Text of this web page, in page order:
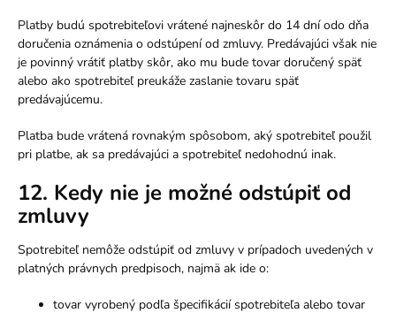
Platby budú spotrebiteľovi vrátené najneskôr do 14 dní odo dňa
doručenia oznámenia o odstúpení od zmluvy. Predávajúci však nie
je povinný vrátiť platby skôr, ako mu bude tovar doručený späť
alebo ako spotrebiteľ preukáže zaslanie tovaru späť
predávajúcemu.
Platba bude vrátená rovnakým spôsobom, aký spotrebiteľ použil
pri platbe, ak sa predávajúci a spotrebiteľ nedohodnú inak.
12. Kedy nie je možné odstúpiť od
zmluvy
Spotrebiteľ nemôže odstúpiť od zmluvy v prípadoch uvedených v
platných právnych predpisoch, najmä ak ide o:
tovar vyrobený podľa špecifikácií spotrebiteľa alebo tovar